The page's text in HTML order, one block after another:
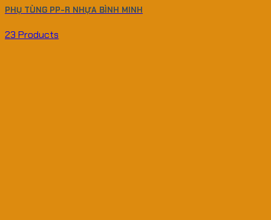
PHỤ TÙNG PP-R NHỰA BÌNH MINH
23 Products